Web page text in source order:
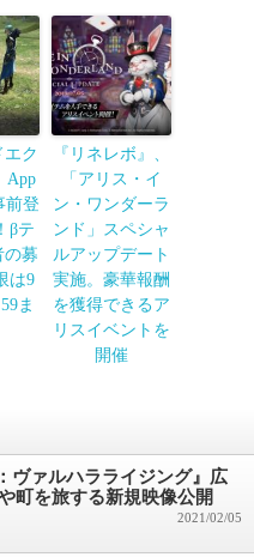
エク
App
前登
βテ
の募
は9
ま
『リネレボ』、
「アリス・イ
ン・ワンダーラ
ンド」スペシャ
ルアップデート
実施。豪華報酬
を獲得できるア
リスイベントを
開催
ヴァルハラライジング』広
町を旅する新規映像公開
2021/02/05